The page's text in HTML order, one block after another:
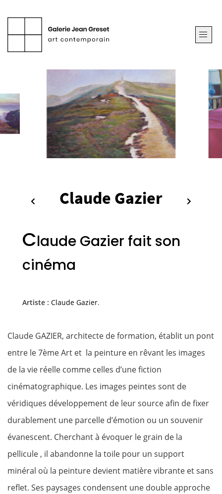
Claude Gazier
Claude Gazier fait son
cinéma
Artiste : Claude Gazier.
Claude GAZIER, architecte de formation, établit un pont
entre le 7ème Art et la peinture en rêvant les images
de la vie réelle comme celles d’une fiction
cinématographique. Les images peintes sont de
véridiques développement de leur source afin de fixer
durablement une parcelle d’émotion ou un souvenir
évanescent. Cherchant à évoquer le grain de la
pellicule , il abandonne la toile pour un support
minéral où la peinture devient matière vibrante et sans
reflet. Ses paysages condensent une double approche